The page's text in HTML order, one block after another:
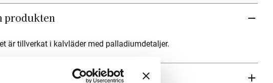
produkten
är tillverkat i kalvläder med palladiumdetaljer.